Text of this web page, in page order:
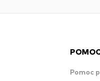
Pomoc